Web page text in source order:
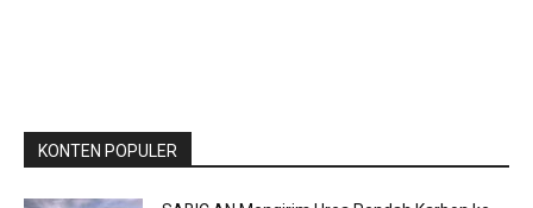
KONTEN POPULER